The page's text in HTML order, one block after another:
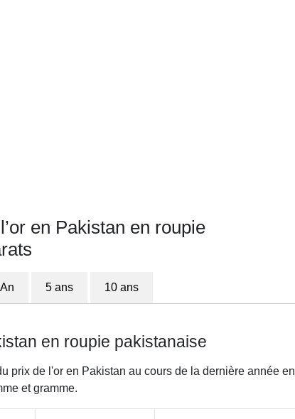
en Pakistan en roupie
5 ans 10 ans
en roupie pakistanaise
prix de l'or en Pakistan au cours de la dernière année en
et gramme.